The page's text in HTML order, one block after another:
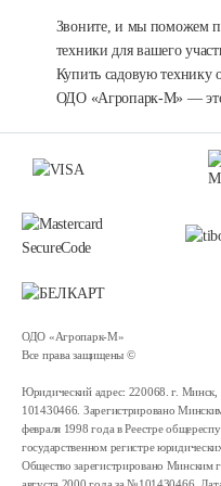
Звоните, и мы поможем
техники для вашего
Купить садовую технику
ОДО «Агропарк-М» —
ОДО «Агропарк-М»
Все права защищены ©
Юридический адрес: 220068. г.
101430466. Зарегистрировано
февраля 1998 года в Реестре
государственном регистре
Общество зарегистрировано Минским